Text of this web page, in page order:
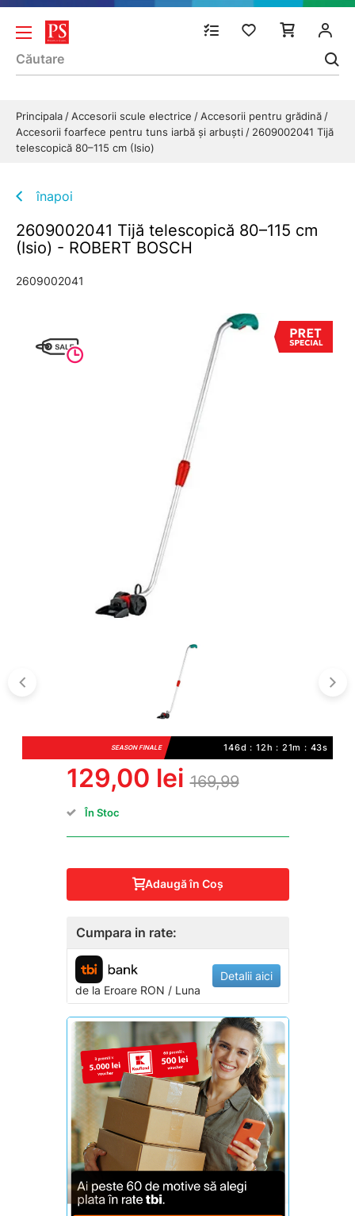
Principala Accesorii scule electrice
Accesorii pentru grădină
Accesorii foarfece pentru tuns iarbă şi arbuşti
2609002041 Tijă
telescopică 80–115 cm (Isio)
înapoi
2609002041 Tijă telescopică 80–115 cm
(Isio) - ROBERT BOSCH
2609002041
SEASON FINALE 146d : 12h : 21m : 42s
129,00 lei 169,99
În Stoc
Adaugă în Coş
Cumpara in rate:
de la EroareRON / Luna
Detalii aici